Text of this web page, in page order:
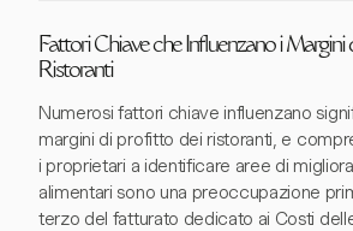
Fattori Chiave che Influenzano i Margini
Ristoranti
Numerosi fattori chiave influenzano
margini di profitto dei ristoranti, e
i proprietari a identificare aree di
alimentari sono una preoccupazione
terzo del fatturato dedicato ai Costi